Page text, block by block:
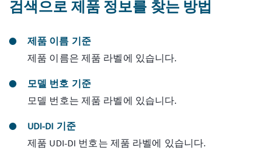
검색으로 제품 정보를 찾는 방법
제품 이름 기준
제품 이름은 제품 라벨에 있습니다.
모델 번호 기준
모델 번호는 제품 라벨에 있습니다.
UDI-DI 기준
제품 UDI-DI 번호는 제품 라벨에 있습니다.